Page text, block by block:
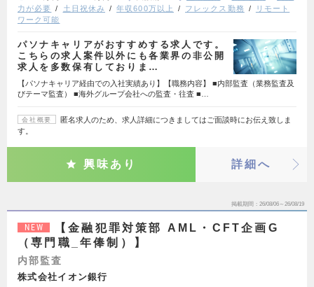
力が必要
土日祝休み 年収600万以上 フレックス勤務
リモート
ワーク可能
パソナキャリアがおすすめする求人です。
こちらの求人案件以外にも各業界の非公開
求人を多数保有しておりま…
【パソナキャリア経由での入社実績あり】【職務内容】 ■内部監査（業務監査及
びテーマ監査） ■海外グループ会社への監査・往査 ■…
会社概要
匿名求人のため、求人詳細につきましてはご面談時にお伝え致しま
す。
興味あり 詳細へ
掲載期間 26/08/06～26/08/19
NEW
【金融犯罪対策部 AML・CFT企画G
（専門職_年俸制）】
内部監査
株式会社イオン銀行